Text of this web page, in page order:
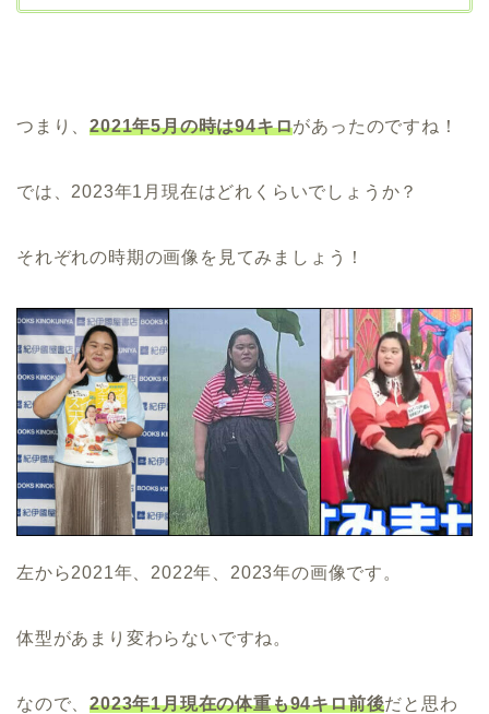
つまり、2021年5月の時は94キロがあったのですね！
では、2023年1月現在はどれくらいでしょうか？
それぞれの時期の画像を見てみましょう！
左から2021年、2022年、2023年の画像です。
体型があまり変わらないですね。
なので、2023年1月現在の体重も94キロ前後だと思わ